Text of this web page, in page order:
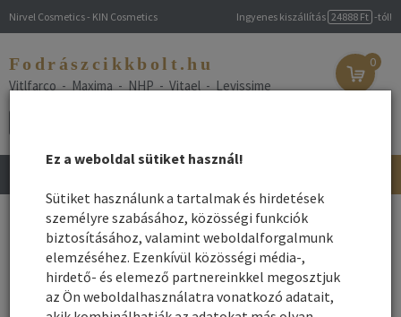
Nirvel Cosmetics - KIN Cosmetics Ingyenes kiszállítás 24888 Ft -tól!
Fodrászcikkbolt.hu
Vitlfarco - Maxima - NHP - Vitael - Levissime
0
navigation
Főoldal/Webshop/Hajszínező/ Hajszínező sampon
Hajszínező sampon
Hajszínező sampon használatával felfrissíthetjük vagy
megváltoztathatjuk hajszínünket. Sok hajmosássig tartják a
Ez a weboldal sütiket használ!
Sütiket használunk a tartalmak és hirdetések
személyre szabásához, közösségi funkciók
biztosításához, valamint weboldalforgalmunk
elemzéséhez. Ezenkívül közösségi média-,
hirdető- és elemező partnereinkkel megosztjuk
az Ön weboldalhasználatra vonatkozó adatait,